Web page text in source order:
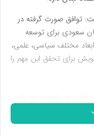
توافق صورت گرفته در
سعودی برای توسعه
مختلف سیاسی، علمی،
برای تحقق این مهم را
زیاد دو کشور تاثیرات
داشته و اثرات آن در